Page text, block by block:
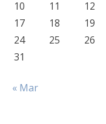
10
11 12
17
18 19
24
25 26
31
« Mar